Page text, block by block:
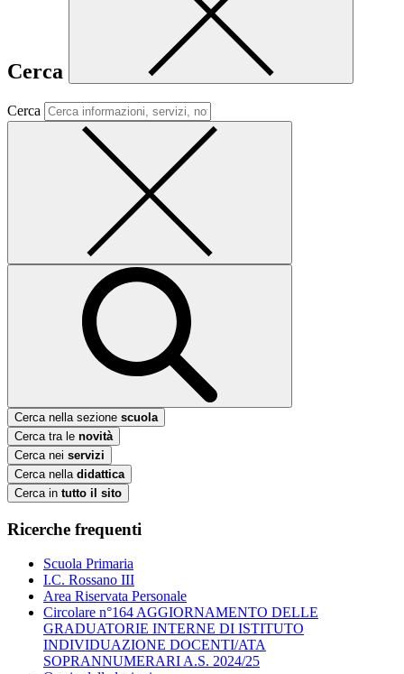
Cerca
Cerca
Cerca nella sezione scuola
Cerca tra le novità
Cerca nei servizi
Cerca nella didattica
Cerca in tutto il sito
Ricerche frequenti
Scuola Primaria
I.C. Rossano III
Area Riservata Personale
Circolare n°164 AGGIORNAMENTO DELLE
GRADUATORIE INTERNE DI ISTITUTO
INDIVIDUAZIONE DOCENTI/ATA
SOPRANNUMERARI A.S. 2024/25